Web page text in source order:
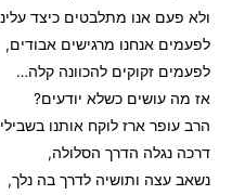
ולא פעם אנו מתלבטים כיצד
לפעמים אנחנו מרגישים אבודים,
לפעמים זקוקים להכוונה קלה…
אז מה עושים כשלא יודעים?
הרב עופר ארז לוקח אותנו
דרכה נגלה הדרך הסלולה,
נשאב עצה ותושיה לדרך בה נלך,